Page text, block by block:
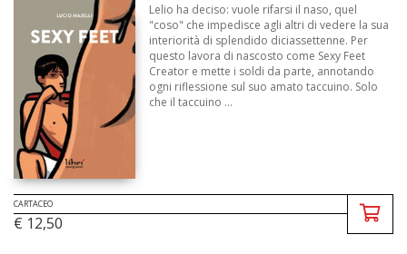
Lelio ha deciso: vuole rifarsi il naso, quel
"coso" che impedisce agli altri di vedere la sua
interiorità di splendido diciassettenne. Per
questo lavora di nascosto come Sexy Feet
Creator e mette i soldi da parte, annotando
ogni riflessione sul suo amato taccuino. Solo
che il taccuino ...
CARTACEO
€ 12,50